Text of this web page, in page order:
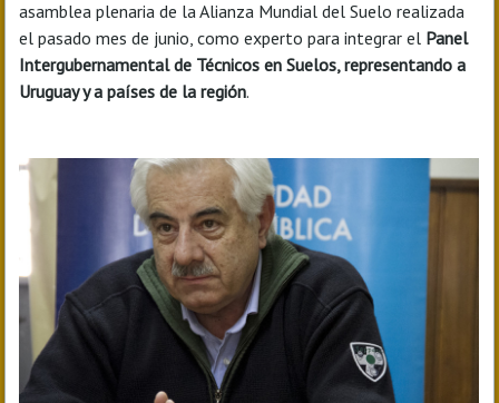
asamblea plenaria de la Alianza Mundial del Suelo realizada
el pasado mes de junio, como experto para integrar el Panel
Intergubernamental de Técnicos en Suelos, representando a
Uruguay y a países de la región.